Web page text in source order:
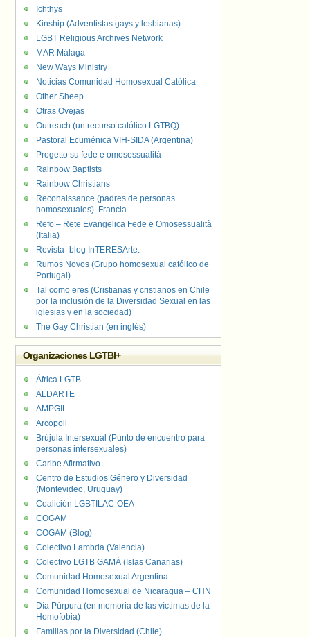
Ichthys
Kinship (Adventistas gays y lesbianas)
LGBT Religious Archives Network
MAR Málaga
New Ways Ministry
Noticias Comunidad Homosexual Católica
Other Sheep
Otras Ovejas
Outreach (un recurso católico LGTBQ)
Pastoral Ecuménica VIH-SIDA (Argentina)
Progetto su fede e omosessualità
Rainbow Baptists
Rainbow Christians
Reconaissance (padres de personas
homosexuales). Francia
Refo – Rete Evangelica Fede e Omosessualità
(Italia)
Revista- blog InTERESArte.
Rumos Novos (Grupo homosexual católico de
Portugal)
Tal como eres (Cristianas y cristianos en Chile
por la inclusión de la Diversidad Sexual en las
iglesias y en la sociedad)
The Gay Christian (en inglés)
Organizaciones LGTBI+
África LGTB
ALDARTE
AMPGIL
Arcopoli
Brújula Intersexual (Punto de encuentro para
personas intersexuales)
Caribe Afirmativo
Centro de Estudios Género y Diversidad
(Montevideo, Uruguay)
Coalición LGBTILAC-OEA
COGAM
COGAM (Blog)
Colectivo Lambda (Valencia)
Colectivo LGTB GAMÁ (Islas Canarias)
Comunidad Homosexual Argentina
Comunidad Homosexual de Nicaragua – CHN
Día Púrpura (en memoria de las víctimas de la
Homofobia)
Familias por la Diversidad (Chile)